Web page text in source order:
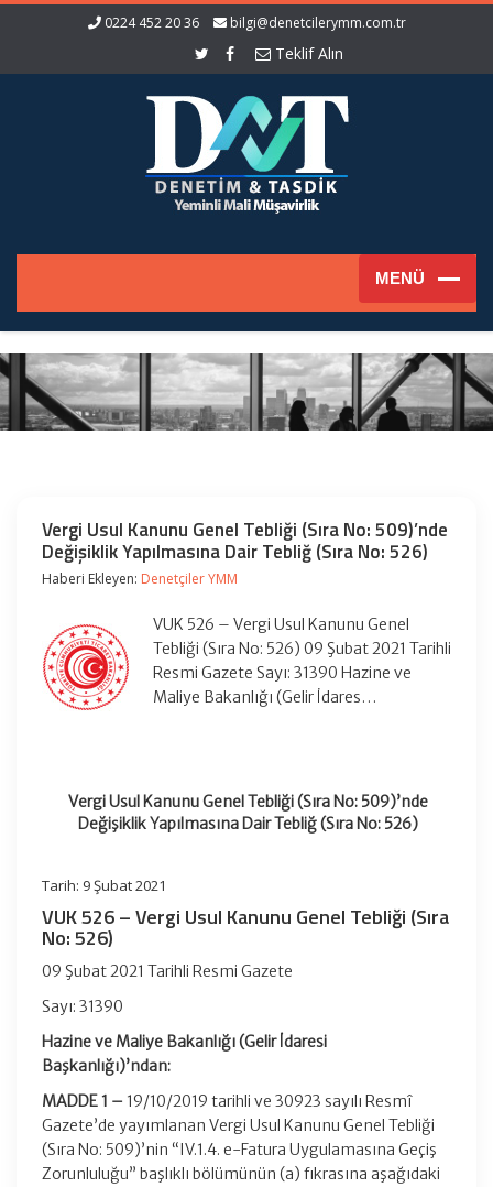
0224 452 20 36 bilgi@denetcilerymm.com.tr
Teklif Alın
Vergi Usul Kanunu Genel Tebliği (Sıra No: 509)’nde
Değişiklik Yapılmasına Dair Tebliğ (Sıra No: 526)
Haberi Ekleyen: Denetçiler YMM
VUK 526 – Vergi Usul Kanunu Genel
Tebliği (Sıra No: 526) 09 Şubat 2021 Tarihli
Resmi Gazete Sayı: 31390 Hazine ve
Maliye Bakanlığı (Gelir İdares…
Vergi Usul Kanunu Genel Tebliği (Sıra No: 509)’nde
Değişiklik Yapılmasına Dair Tebliğ (Sıra No: 526)
Tarih: 9 Şubat 2021
VUK 526 – Vergi Usul Kanunu Genel Tebliği (Sıra
No: 526)
09 Şubat 2021 Tarihli Resmi Gazete
Sayı: 31390
Hazine ve Maliye Bakanlığı (Gelir İdaresi
Başkanlığı)’ndan:
MADDE 1 – 19/10/2019 tarihli ve 30923 sayılı Resmî
Gazete’de yayımlanan Vergi Usul Kanunu Genel Tebliği
(Sıra No: 509)’nin “IV.1.4. e-Fatura Uygulamasına Geçiş
Zorunluluğu” başlıklı bölümünün (a) fıkrasına aşağıdaki